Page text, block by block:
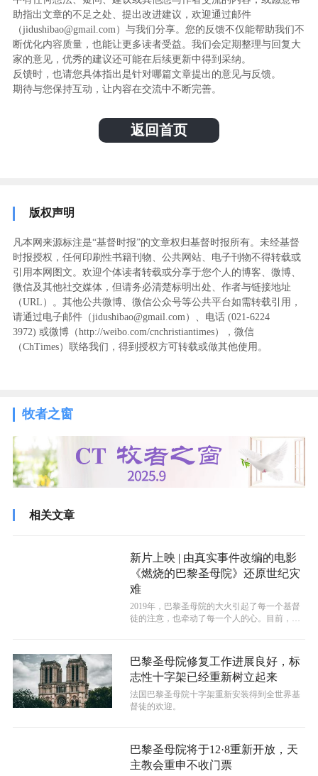
助指出文章的不足之处、提出改进建议，欢迎通过邮件
（jidushibao@gmail.com）与我们分享。您的反馈不仅能帮助我们不
断优化内容质量，也能让更多读者受益。我们会定期整理与回复大
家的意见，优秀的建议还可能在后续更新中得到采纳。
反馈时，也请您具体指出是针对哪篇文章提出的意见与反馈。
期待与您保持互动，让内容在交流中不断完善。
返回首页
版权声明
凡本网来源标注是“基督时报”的文章权归基督时报所有。未经基督
时报授权，任何印刷性书籍刊物、公共网站、电子刊物不得转载或
引用本网图文。欢迎个体读者转载或分享于您个人的博客、微博、
微信及其他社交媒体，但请务必清楚标明出处、作者与链接地址
（URL）。其他公共微博、微信公众号等公共平台如需转载引用，
请通过电子邮件（jidushibao@gmail.com）、电话 (021-6224
3972) ‬或微博（http://weibo.com/cnchristiantimes），微信
（ChTimes）联络我们，得到授权方可转载或做其他使用。
牧者之窗
相关文章
新片上映 | 由真实事件改编的电影
《燃烧的巴黎圣母院》还原世纪灾
难
​2019年，巴黎圣母院的大火引起了每一个基督
徒的注意，也牵动了每一个人的心。目前，巴
巴黎圣母院修复工作进展良好，标
志性十字架已经重新树立起来
法国巴黎圣母院十字架重新安装得到全世界基
督徒的欢迎。
巴黎圣母院将于12·8重新开放，天
主教会重申不收门票